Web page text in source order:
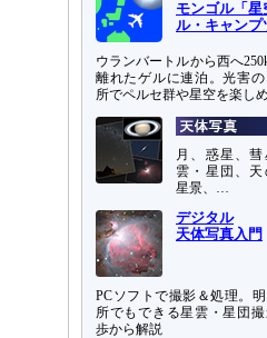
モンゴル「星
ル・キャンプ
ウランバートルから西へ
離れたゲルに連泊。光害
所でペルセ群や星空を楽し
月、惑星、彗
雲・星団、天
星景、…
デジタル
天体写真入門
PCソフトで撮影＆処理。
所でもできる星雲・星団
歩から解説